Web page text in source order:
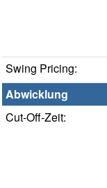
Swing Pricing:
Abwicklung
Cut-Off-Zeit: